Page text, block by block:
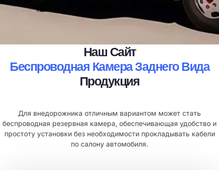
Наш Сайт
Беспроводная Камера Заднего Вида
Продукция
Для внедорожника отличным вариантом может стать
беспроводная резервная камера, обеспечивающая удобство и
простоту установки без необходимости прокладывать кабели
по салону автомобиля.